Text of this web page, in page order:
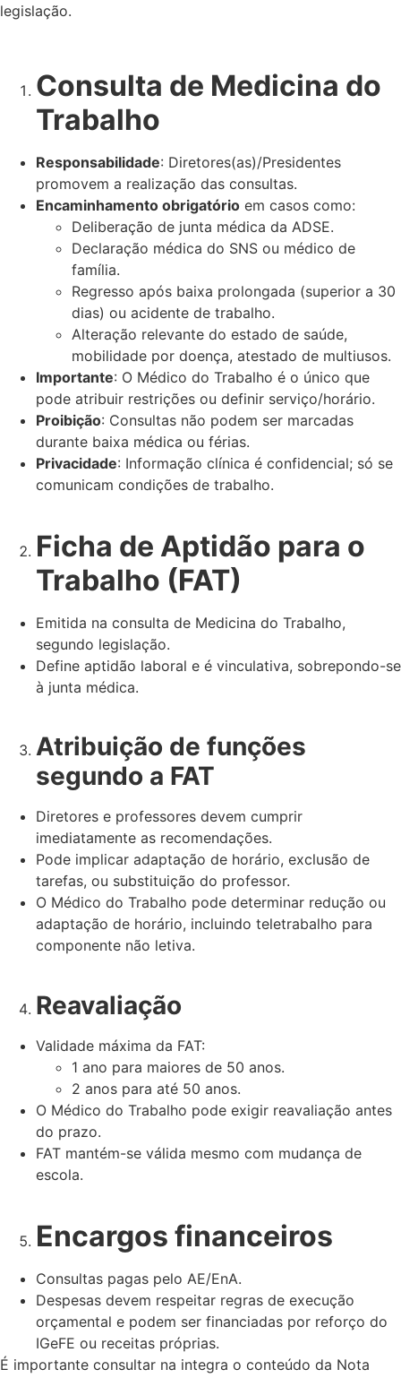
legislação.
Consulta de Medicina do
Trabalho
Responsabilidade: Diretores(as)/Presidentes
promovem a realização das consultas.
Encaminhamento obrigatório em casos como:
Deliberação de junta médica da ADSE.
Declaração médica do SNS ou médico de
família.
Regresso após baixa prolongada (superior a 30
dias) ou acidente de trabalho.
Alteração relevante do estado de saúde,
mobilidade por doença, atestado de multiusos.
Importante: O Médico do Trabalho é o único que
pode atribuir restrições ou definir serviço/horário.
Proibição: Consultas não podem ser marcadas
durante baixa médica ou férias.
Privacidade: Informação clínica é confidencial; só se
comunicam condições de trabalho.
Ficha de Aptidão para o
Trabalho (FAT)
Emitida na consulta de Medicina do Trabalho,
segundo legislação.
Define aptidão laboral e é vinculativa, sobrepondo-se
à junta médica.
Atribuição de funções
segundo a FAT
Diretores e professores devem cumprir
imediatamente as recomendações.
Pode implicar adaptação de horário, exclusão de
tarefas, ou substituição do professor.
O Médico do Trabalho pode determinar redução ou
adaptação de horário, incluindo teletrabalho para
componente não letiva.
Reavaliação
Validade máxima da FAT:
1 ano para maiores de 50 anos.
2 anos para até 50 anos.
O Médico do Trabalho pode exigir reavaliação antes
do prazo.
FAT mantém-se válida mesmo com mudança de
escola.
Encargos financeiros
Consultas pagas pelo AE/EnA.
Despesas devem respeitar regras de execução
orçamental e podem ser financiadas por reforço do
IGeFE ou receitas próprias.
É importante consultar na integra o conteúdo da Nota